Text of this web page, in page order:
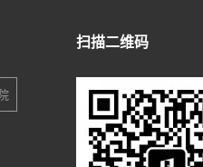
扫描二维码